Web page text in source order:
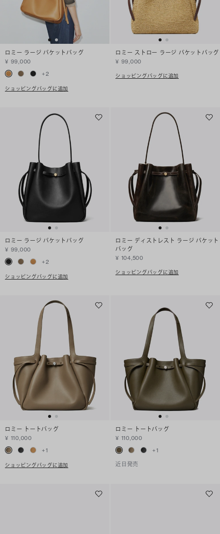
ロミー ラージ バケットバッグ
¥ 99,000
+2
ショッピングバッグに追加
ロミー ストロー ラージ バケットバッグ
¥ 99,000
ショッピングバッグに追加
ロミー ラージ バケットバッグ
¥ 99,000
+2
ショッピングバッグに追加
ロミー ディストレスト ラージ バケット
バッグ
¥ 104,500
ショッピングバッグに追加
ロミー トートバッグ
¥ 110,000
+1
ショッピングバッグに追加
ロミー トートバッグ
¥ 110,000
+1
近日発売